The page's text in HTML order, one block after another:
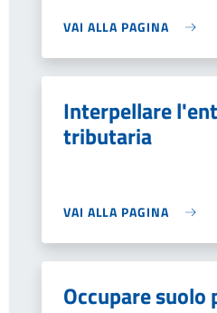
VAI ALLA PAGINA
Interpellare
tributaria
VAI ALLA PAGINA
Occupare suolo